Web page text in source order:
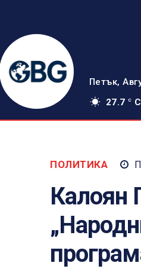
Петък,
27.7 C
ПОЛИТИКА
Калоян